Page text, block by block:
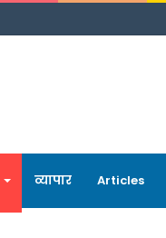
व्यापार Articles